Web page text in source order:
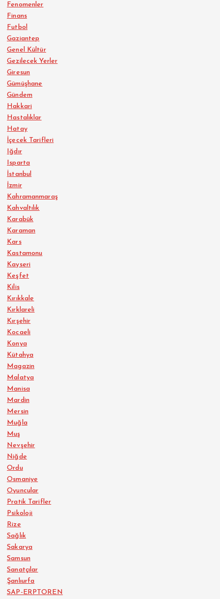
Fenomenler
Finans
Futbol
Gaziantep
Genel Kültür
Gezilecek Yerler
Giresun
Gümüşhane
Gündem
Hakkari
Hastalıklar
Hatay
İçecek Tarifleri
Iğdır
Isparta
İstanbul
İzmir
Kahramanmaraş
Kahvaltılık
Karabük
Karaman
Kars
Kastamonu
Kayseri
Keşfet
Kilis
Kırıkkale
Kırklareli
Kırşehir
Kocaeli
Konya
Kütahya
Magazin
Malatya
Manisa
Mardin
Mersin
Muğla
Muş
Nevşehir
Niğde
Ordu
Osmaniye
Oyuncular
Pratik Tarifler
Psikoloji
Rize
Sağlık
Sakarya
Samsun
Sanatçılar
Şanlıurfa
SAP-ERPTOREN